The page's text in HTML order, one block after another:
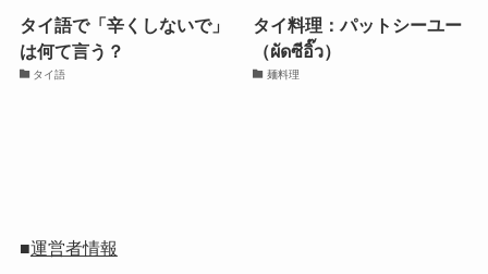
タイ語で「辛くしないで」
は何て言う？
タイ語
タイ料理：パットシーユー
（ผัดซีอิ๊ว）
麺料理
■運営者情報